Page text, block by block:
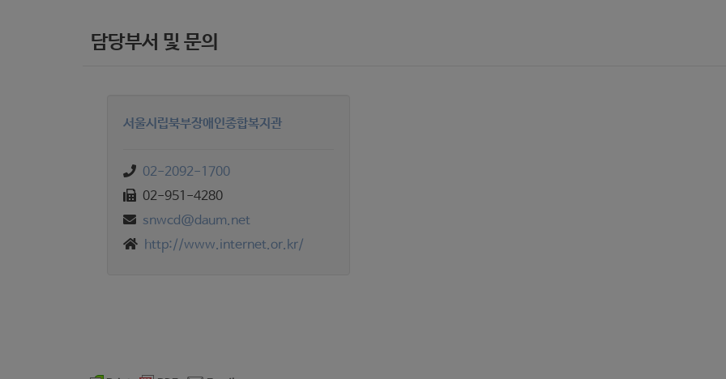
담당부서 및 문의
서울시립북부장애인종합복지관
02-2092-1700
02-951-4280
snwcd@daum.net
http://www.internet.or.kr/